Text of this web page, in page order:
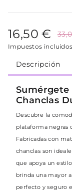
16,50 €
Impuestos incluidos
Descripción
Sumérgete
Chanclas
Descubre la
plataforma negras
Fabricadas con
chanclas son
que apoya un
brinda una mayor
perfecto y seguro